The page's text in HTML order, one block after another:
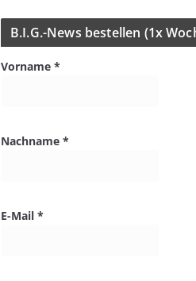
n
i
B.I.G.-News bestel­len (1x
Vorname *
Nachname *
E-Mail *